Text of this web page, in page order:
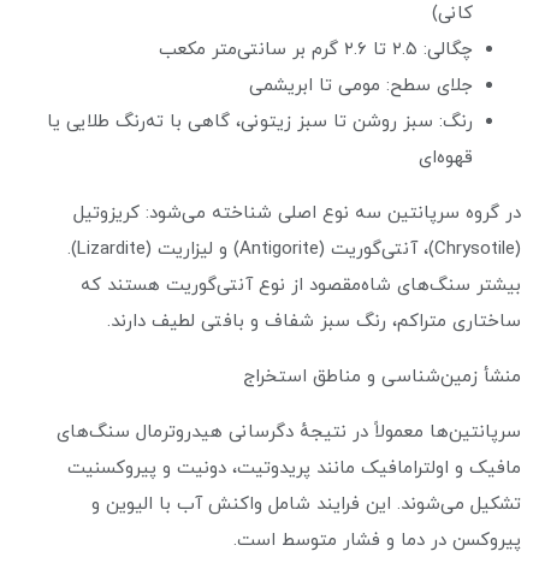
کانی)
چگالی: ۲.۵ تا ۲.۶ گرم بر سانتی‌متر مکعب
جلای سطح: مومی تا ابریشمی
رنگ: سبز روشن تا سبز زیتونی، گاهی با ته‌رنگ طلایی یا
قهوه‌ای
در گروه سرپانتین سه نوع اصلی شناخته می‌شود: کریزوتیل
(Chrysotile)، آنتی‌گوریت (Antigorite) و لیزاریت (Lizardite).
بیشتر سنگ‌های شاه‌مقصود از نوع آنتی‌گوریت هستند که
ساختاری متراکم، رنگ سبز شفاف و بافتی لطیف دارند.
منشأ زمین‌شناسی و مناطق استخراج
سرپانتین‌ها معمولاً در نتیجهٔ دگرسانی هیدروترمال سنگ‌های
مافیک و اولترامافیک مانند پریدوتیت، دونیت و پیروکسنیت
تشکیل می‌شوند. این فرایند شامل واکنش آب با الیوین و
پیروکسن در دما و فشار متوسط است.